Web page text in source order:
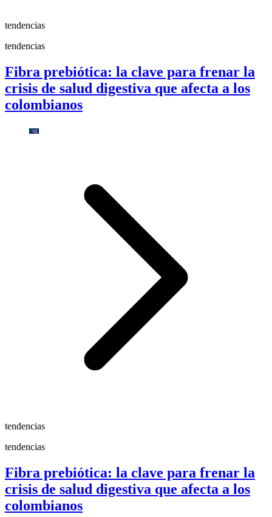
tendencias
tendencias
Fibra prebiótica: la clave para frenar la
crisis de salud digestiva que afecta a los
colombianos
tendencias
tendencias
Fibra prebiótica: la clave para frenar la
crisis de salud digestiva que afecta a los
colombianos